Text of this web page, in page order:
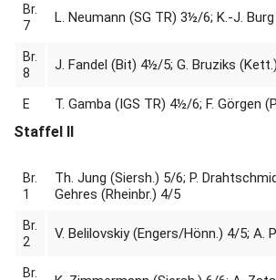
Br.
7
L. Neumann (SG TR) 3½/6; K.-J.
Br.
8
J. Fandel (Bit) 4½/5; G. Bruziks
E T. Gamba (IGS TR) 4½/6; F. Görgen
Staffel II
Br.
1
Th. Jung (Siersh.) 5/6; P.
Gehres (Rheinbr.) 4/5
Br.
2
V. Belilovskiy (Engers/Hönn.) 4/5; A.
Br.